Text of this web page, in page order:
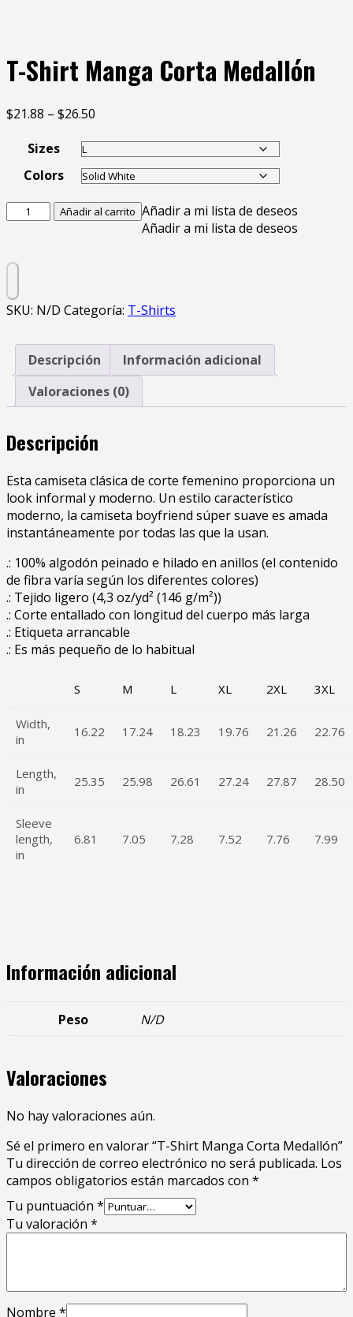
T-Shirt Manga Corta Medallón
$21.88 – $26.50
Sizes
Colors
Añadir al carrito Añadir a mi lista de deseos
Añadir a mi lista de deseos
SKU: N/D Categoría: T-Shirts
Descripción
Información adicional
Valoraciones (0)
Descripción
Esta camiseta clásica de corte femenino proporciona un
look informal y moderno. Un estilo característico
moderno, la camiseta boyfriend súper suave es amada
instantáneamente por todas las que la usan.
.: 100% algodón peinado e hilado en anillos (el contenido
de fibra varía según los diferentes colores)
.: Tejido ligero (4,3 oz/yd² (146 g/m²))
.: Corte entallado con longitud del cuerpo más larga
.: Etiqueta arrancable
.: Es más pequeño de lo habitual
S M L XL 2XL 3XL
Width,
in
16.22 17.24 18.23 19.76 21.26 22.76
Length,
in
25.35 25.98 26.61 27.24 27.87 28.50
Sleeve
length,
in
6.81 7.05 7.28 7.52 7.76 7.99
Información adicional
Peso N/D
Valoraciones
No hay valoraciones aún.
Sé el primero en valorar “T-Shirt Manga Corta Medallón”
Tu dirección de correo electrónico no será publicada. Los
campos obligatorios están marcados con *
Tu puntuación *
Tu valoración *
Nombre *